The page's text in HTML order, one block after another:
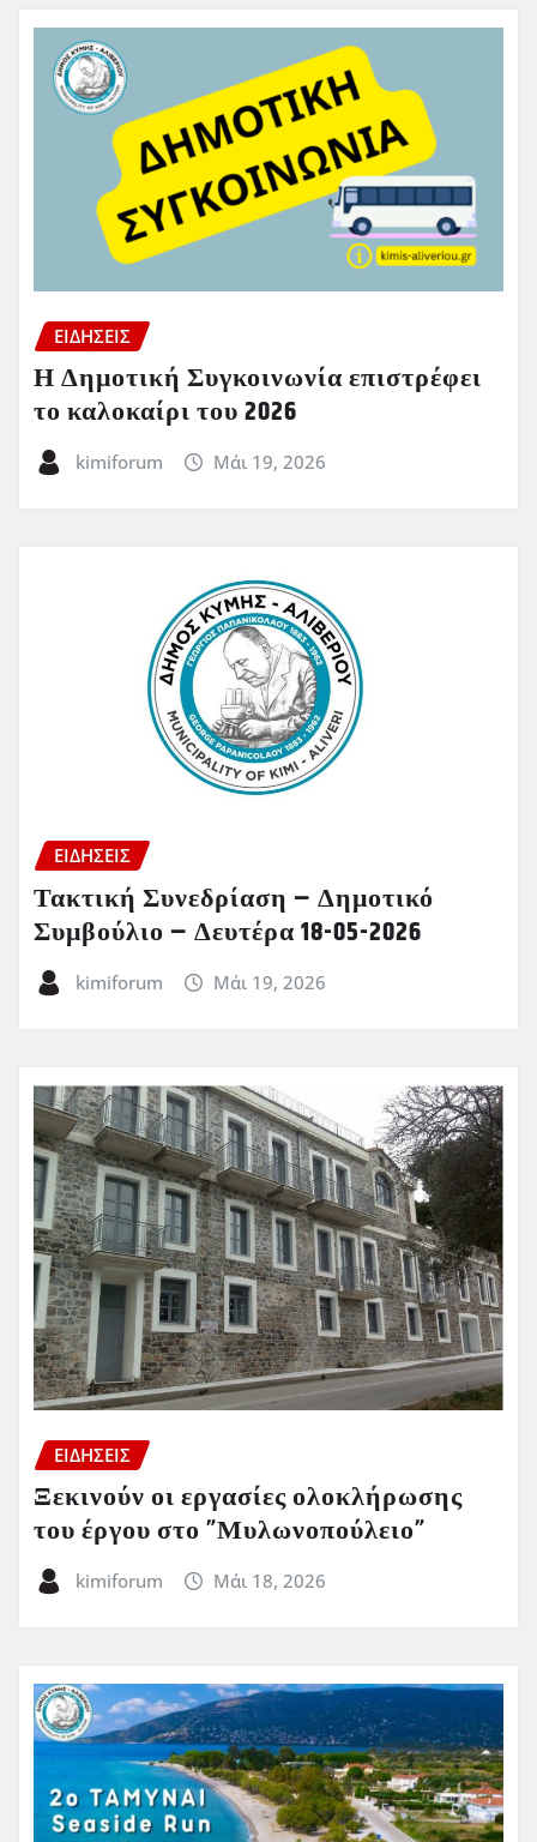
ΕΙΔΗΣΕΙΣ
Η Δημοτική Συγκοινωνία επιστρέφει
το καλοκαίρι του 2026
kimiforum Μάι 19, 2026
ΕΙΔΗΣΕΙΣ
Τακτική Συνεδρίαση – Δημοτικό
Συμβούλιο – Δευτέρα 18-05-2026
kimiforum Μάι 19, 2026
ΕΙΔΗΣΕΙΣ
Ξεκινούν οι εργασίες ολοκλήρωσης
του έργου στο ”Μυλωνοπούλειο”
kimiforum Μάι 18, 2026